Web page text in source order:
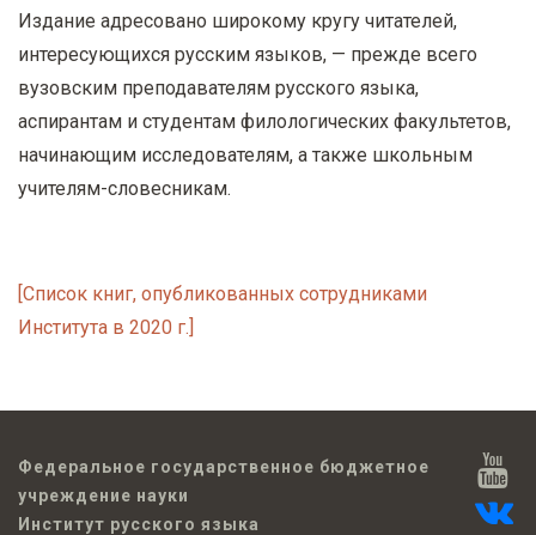
Издание адресовано широкому кругу читателей,
интересующихся русским языков, — прежде всего
вузовским преподавателям русского языка,
аспирантам и студентам филологических факультетов,
начинающим исследователям, а также школьным
учителям-словесникам.
[Список книг, опубликованных сотрудниками
Института в 2020 г.]
Федеральное государственное бюджетное
учреждение науки
Институт русского языка